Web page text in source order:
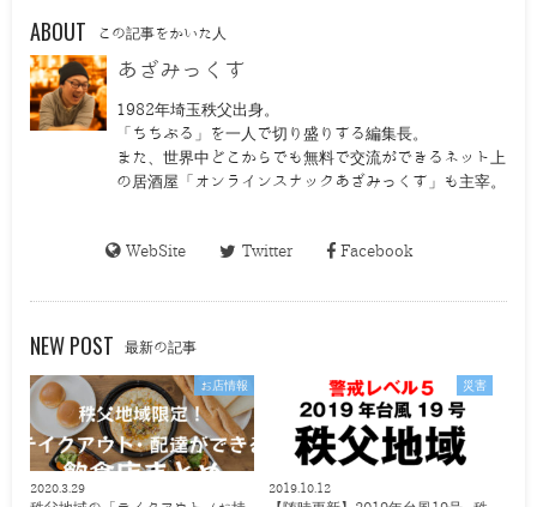
ABOUT この記事をかいた人
あざみっくす
1982年埼玉秩父出身。
「ちちぶる」を一人で切り盛りする編集長。
また、世界中どこからでも無料で交流ができるネット上
の居酒屋「オンラインスナックあざみっくす」も主宰。
WebSite Twitter Facebook
NEW POST 最新の記事
お店情報
2020.3.29
災害
2019.10.12